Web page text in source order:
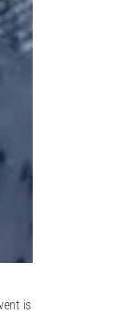
is